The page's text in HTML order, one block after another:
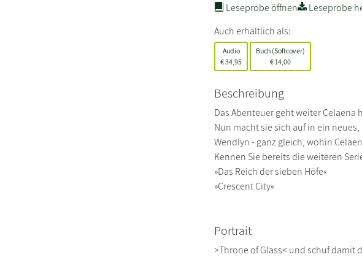
Leseprobe öffnen
Leseprobe
Auch erhältlich als:
Audio
€34,95
Buch (Softcover)
€ 14,00
Beschreibung
Das Abenteuer geht weiter
Nun macht sie sich auf in ein
Wendlyn - ganz gleich, wohin
Kennen Sie bereits die weiteren
»Das Reich der sieben Höfe«
»Crescent City«
Portrait
>Throne of Glass< und schuf damit